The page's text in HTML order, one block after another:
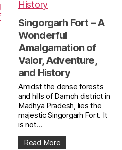
Singorgarh Fort – A
Wonderful
Amalgamation of
Valor, Adventure,
and History
Amidst the dense forests
and hills of Damoh district in
Madhya Pradesh, lies the
majestic Singorgarh Fort. It
is not...
Read More